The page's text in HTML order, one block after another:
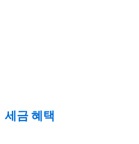
세금 혜택